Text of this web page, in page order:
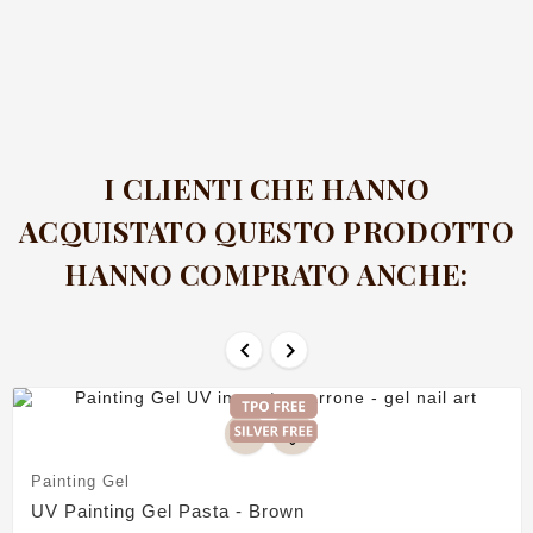
I CLIENTI CHE HANNO
ACQUISTATO QUESTO PRODOTTO
HANNO COMPRATO ANCHE:
 
Painting Gel
UV Painting Gel Pasta - Brown